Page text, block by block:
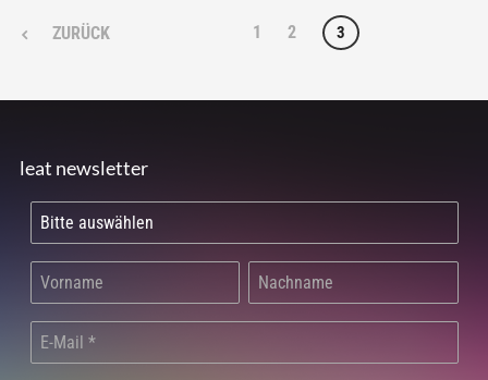
ZURÜCK 1 2 3
leat newsletter